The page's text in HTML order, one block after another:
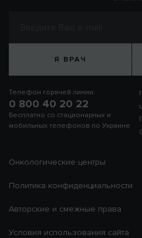
Я ВРАЧ
Телефон горячей линии:
0 800 40 20 22
Бесплатно со стационарных и
мобильных телефонов по Украине
Онкологические центры
Политика конфиденциальности
Авторские и смежные права
Условия использования сайта